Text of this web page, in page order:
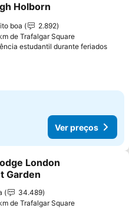
aos favoritos
Holborn
boa
2.892
de Trafalgar Square
estudantil durante feriadosVer
Ver preços
aos favoritos
London
Garden
34.489
de Trafalgar Square